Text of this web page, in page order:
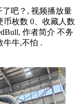
吧？, 视频播放量
币枚数 0、收藏人数
作者简介 不务
牛牛,不怕 .